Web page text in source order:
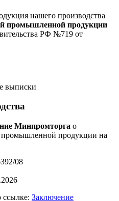
нашего производства
промышленной продукции
РФ №719 от
выписки
Минпромторга о
промышленной продукции на
08
ссылке: Заключение